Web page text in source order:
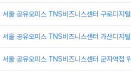
서울 공유오피스 TNS비즈니스센터 구로디지털
서울 공유오피스 TNS비즈니스센터 가산디지털
서울 공유오피스 TNS비즈니스센터 군자역점